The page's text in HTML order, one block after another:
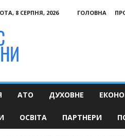
8 СЕРПНЯ, 2026 ГОЛОВНА
АТО ДУХОВНЕ
ОСВІТА ПАРТНЕРИ